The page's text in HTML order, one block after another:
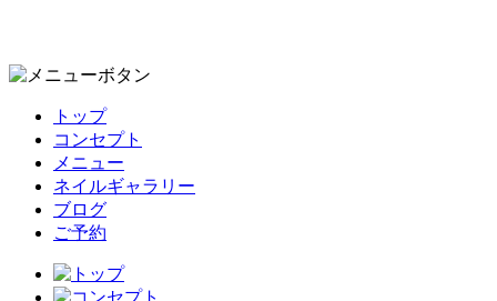
トップ
コンセプト
メニュー
ネイルギャラリー
ブログ
ご予約